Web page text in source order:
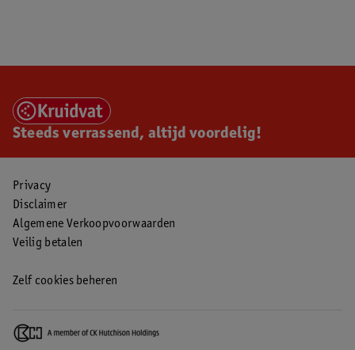
Steeds verrassend, altijd voordelig!
Privacy
Disclaimer
Algemene Verkoopvoorwaarden
Veilig betalen
Zelf cookies beheren